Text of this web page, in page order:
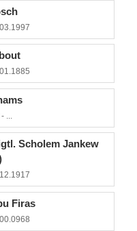
Scholem Jankew
Firas